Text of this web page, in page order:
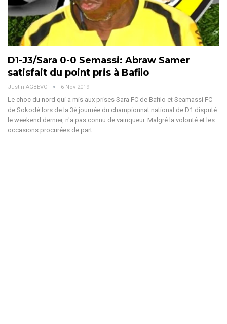
D1-J3/Sara 0-0 Semassi: Abraw Samer
satisfait du point pris à Bafilo
Justin AGBEVO 6 Nov 2019
Le choc du nord qui a mis aux prises Sara FC de Bafilo et Seamassi FC
de Sokodé lors de la 3è journée du championnat national de D1 disputé
le weekend dernier, n'a pas connu de vainqueur. Malgré la volonté et les
occasions procurées de part…